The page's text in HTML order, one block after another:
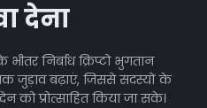
देना
भीतर निर्बाध क्रिप्टो भुगतान
जुड़ाव बढ़ाएं, जिससे सदस्यों के
को प्रोत्साहित किया जा सके।